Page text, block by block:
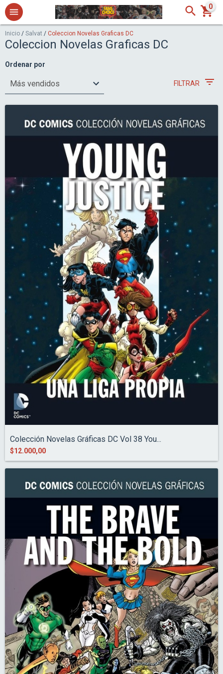
0
Inicio / Salvat / Coleccion Novelas Graficas DC
Coleccion Novelas Graficas DC
Ordenar por
FILTRAR
Colección Novelas Gráficas DC Vol 38 You...
$12.000,00